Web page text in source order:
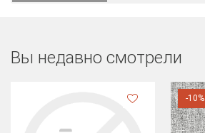
Вы недавно смотрели
-10%